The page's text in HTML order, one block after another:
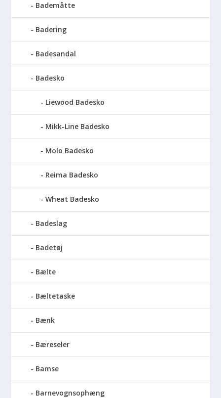
Bademåtte
Badering
Badesandal
Badesko
Liewood Badesko
Mikk-Line Badesko
Molo Badesko
Reima Badesko
Wheat Badesko
Badeslag
Badetøj
Bælte
Bæltetaske
Bænk
Bæreseler
Bamse
Barnevognsophæng